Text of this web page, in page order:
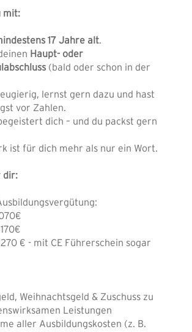
mit:
17 Jahre alt.
Haupt- oder
(bald oder schon in der
lernst gern dazu und hast
vor Zahlen.
dich – und du packst gern
ist für dich mehr als nur ein Wort.
dir:
€ - mit CE Führerschein sogar
Weihnachtsgeld & Zuschuss zu
Leistungen
aller Ausbildungskosten (z. B.